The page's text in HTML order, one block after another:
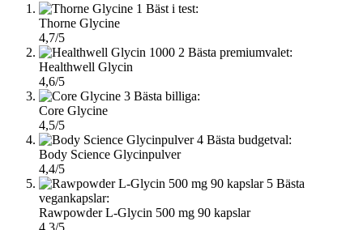
1 Bäst i test:
Thorne Glycine
4,7/5
2 Bästa premiumvalet:
Healthwell Glycin
4,6/5
3 Bästa billiga:
Core Glycine
4,5/5
4 Bästa budgetval:
Body Science Glycinpulver
4,4/5
5 Bästa
vegankapslar:
Rawpowder L-Glycin 500 mg 90 kapslar
4,3/5